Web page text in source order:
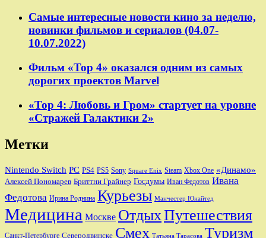
Самые интересные новости кино за неделю,
новинки фильмов и сериалов (04.07-
10.07.2022)
Фильм «Тор 4» оказался одним из самых
дорогих проектов Marvel
«Тор 4: Любовь и Гром» стартует на уровне
«Стражей Галактики 2»
Метки
Nintendo Switch PC PS4 PS5 Sony Square Enix Steam Xbox One «Динамо»
Алексей Пономарев Бриттни Грайнер Госдумы Иван Федотов Ивана
Федотова Ирина Роднина Курьезы Манчестер Юнайтед
Медицина Москве ОтдыхПутешествия
Санкт-Петербурге Северодвинске Смех Татьяна Тарасова Туризм